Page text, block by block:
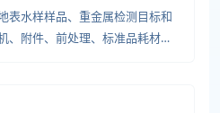
表水样样品、重金属检测目标和
、附件、前处理、标准品耗材、